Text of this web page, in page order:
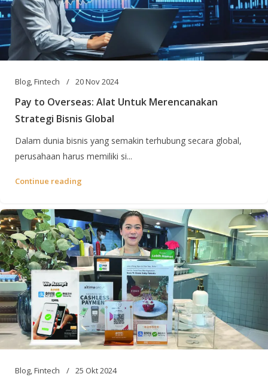
Blog,Fintech 20 Nov 2024
Pay to Overseas: Alat Untuk Merencanakan
Strategi Bisnis Global
Dalam dunia bisnis yang semakin terhubung secara global,
perusahaan harus memiliki si...
Continue reading
Blog,Fintech 25 Okt 2024